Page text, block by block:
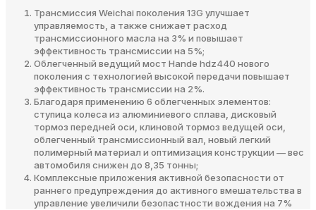
Трансмиссия Weichai поколения 13G улучшает
управляемость, а также снижает расход
трансмиссионного масла на 3% и повышает
эффективность трансмиссии на 5%;
Облегченный ведущий мост Hande hdz440 нового
поколения с технологией высокой передачи повышает
эффективность трансмиссии на 2%.
Благодаря применению 6 облегченных элементов:
ступица колеса из алюминиевого сплава, дисковый
тормоз передней оси, клиновой тормоз ведущей оси,
облегченный трансмиссионный вал, новый легкий
полимерный материал и оптимизация конструкции — вес
автомобиля снижен до 8,35 тонны;
Комплексные приложения активной безопасности от
раннего предупреждения до активного вмешательства в
управление увеличили безопастности вождения на 7%